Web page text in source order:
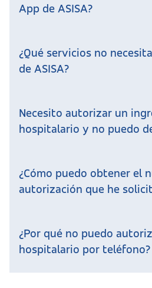
App de ASISA?
¿Qué servicios no
de ASISA?
Necesito autorizar un
hospitalario y no puedo
¿Cómo puedo obtener el
autorización que he
¿Por qué no puedo
hospitalario por teléfono?